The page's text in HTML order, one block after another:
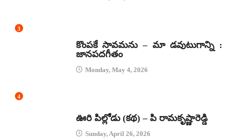
3
కొంపకే సావమను – మా డవుటుగాన్ని :
జానపదగీతం
Monday, May 4, 2026
4
ఊరి పిల్లోడు (కథ) – పి రామకృష్ణారెడ్డి
Sunday, April 26, 2026